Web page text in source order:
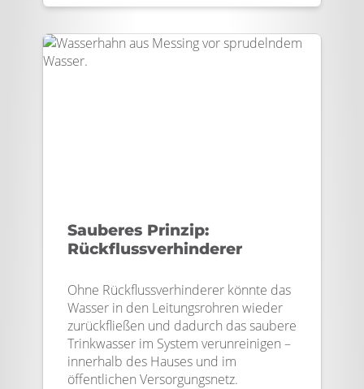
Sauberes Prinzip:
Rückflussverhinderer
Ohne Rückflussverhinderer könnte das
Wasser in den Leitungsrohren wieder
zurückfließen und dadurch das saubere
Trinkwasser im System verunreinigen –
innerhalb des Hauses und im
öffentlichen Versorgungsnetz.